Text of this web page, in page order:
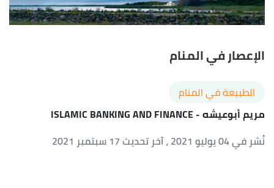
الإعصار في المنام
الطبيعة في المنام
مريم أبوعيشه- ISLAMIC BANKING AND FINANCE
نُشر في 04 يوليو 2021
، آخر تحديث 17 سبتمبر 2021